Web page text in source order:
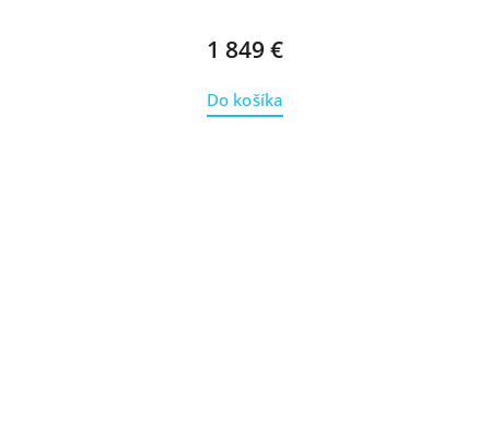
1 849 €
Do košíka